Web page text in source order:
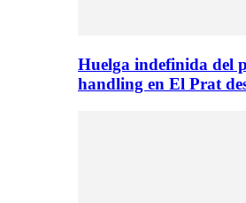
Huelga indefinida del
handling en El Prat